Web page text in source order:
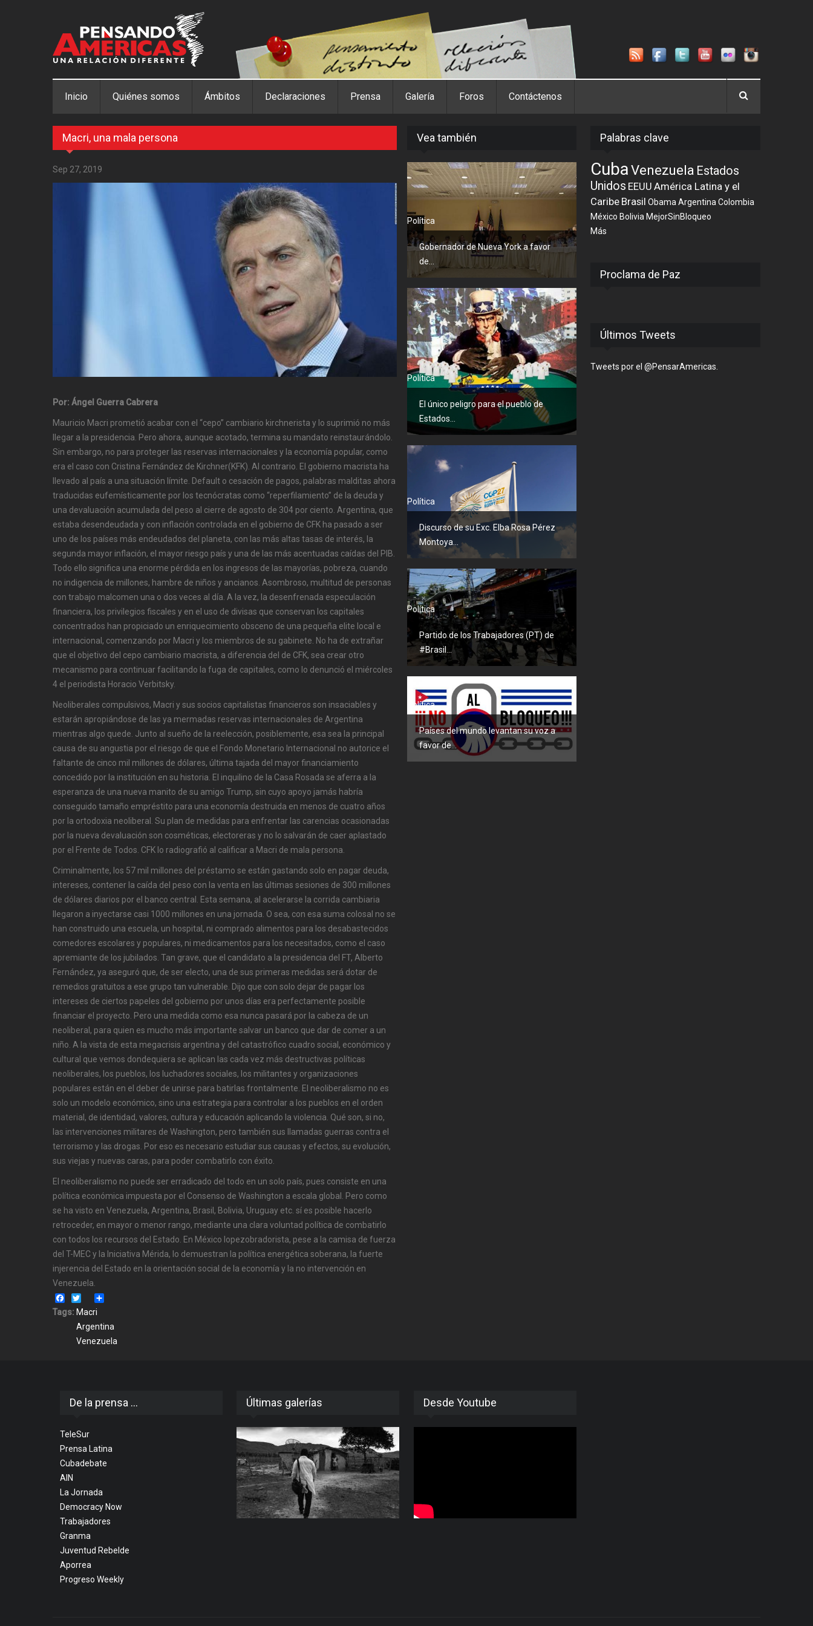
Inicio Quiénes somos Ámbitos Declaraciones Prensa Galería Foros Contáctenos
Macri, una mala persona
Sep 27, 2019
Por: Ángel Guerra Cabrera
Mauricio Macri prometió acabar con el “cepo” cambiario kirchnerista y lo suprimió no más
llegar a la presidencia. Pero ahora, aunque acotado, termina su mandato reinstaurándolo.
Sin embargo, no para proteger las reservas internacionales y la economía popular, como
era el caso con Cristina Fernández de Kirchner(KFK). Al contrario. El gobierno macrista ha
llevado al país a una situación límite. Default o cesación de pagos, palabras malditas ahora
traducidas eufemísticamente por los tecnócratas como “reperfilamiento” de la deuda y
una devaluación acumulada del peso al cierre de agosto de 304 por ciento. Argentina, que
estaba desendeudada y con inflación controlada en el gobierno de CFK ha pasado a ser
uno de los países más endeudados del planeta, con las más altas tasas de interés, la
segunda mayor inflación, el mayor riesgo país y una de las más acentuadas caídas del PIB.
Todo ello significa una enorme pérdida en los ingresos de las mayorías, pobreza, cuando
no indigencia de millones, hambre de niños y ancianos. Asombroso, multitud de personas
con trabajo malcomen una o dos veces al día. A la vez, la desenfrenada especulación
financiera, los privilegios fiscales y en el uso de divisas que conservan los capitales
concentrados han propiciado un enriquecimiento obsceno de una pequeña elite local e
internacional, comenzando por Macri y los miembros de su gabinete. No ha de extrañar
que el objetivo del cepo cambiario macrista, a diferencia del de CFK, sea crear otro
mecanismo para continuar facilitando la fuga de capitales, como lo denunció el miércoles
4 el periodista Horacio Verbitsky.
Neoliberales compulsivos, Macri y sus socios capitalistas financieros son insaciables y
estarán apropiándose de las ya mermadas reservas internacionales de Argentina
mientras algo quede. Junto al sueño de la reelección, posiblemente, esa sea la principal
causa de su angustia por el riesgo de que el Fondo Monetario Internacional no autorice el
faltante de cinco mil millones de dólares, última tajada del mayor financiamiento
concedido por la institución en su historia. El inquilino de la Casa Rosada se aferra a la
esperanza de una nueva manito de su amigo Trump, sin cuyo apoyo jamás habría
conseguido tamaño empréstito para una economía destruida en menos de cuatro años
por la ortodoxia neoliberal. Su plan de medidas para enfrentar las carencias ocasionadas
por la nueva devaluación son cosméticas, electoreras y no lo salvarán de caer aplastado
por el Frente de Todos. CFK lo radiografió al calificar a Macri de mala persona.
Criminalmente, los 57 mil millones del préstamo se están gastando solo en pagar deuda,
intereses, contener la caída del peso con la venta en las últimas sesiones de 300 millones
de dólares diarios por el banco central. Esta semana, al acelerarse la corrida cambiaria
llegaron a inyectarse casi 1000 millones en una jornada. O sea, con esa suma colosal no se
han construido una escuela, un hospital, ni comprado alimentos para los desabastecidos
comedores escolares y populares, ni medicamentos para los necesitados, como el caso
apremiante de los jubilados. Tan grave, que el candidato a la presidencia del FT, Alberto
Fernández, ya aseguró que, de ser electo, una de sus primeras medidas será dotar de
remedios gratuitos a ese grupo tan vulnerable. Dijo que con solo dejar de pagar los
intereses de ciertos papeles del gobierno por unos días era perfectamente posible
financiar el proyecto. Pero una medida como esa nunca pasará por la cabeza de un
neoliberal, para quien es mucho más importante salvar un banco que dar de comer a un
niño. A la vista de esta megacrisis argentina y del catastrófico cuadro social, económico y
cultural que vemos dondequiera se aplican las cada vez más destructivas políticas
neoliberales, los pueblos, los luchadores sociales, los militantes y organizaciones
populares están en el deber de unirse para batirlas frontalmente. El neoliberalismo no es
solo un modelo económico, sino una estrategia para controlar a los pueblos en el orden
material, de identidad, valores, cultura y educación aplicando la violencia. Qué son, si no,
las intervenciones militares de Washington, pero también sus llamadas guerras contra el
terrorismo y las drogas. Por eso es necesario estudiar sus causas y efectos, su evolución,
sus viejas y nuevas caras, para poder combatirlo con éxito.
El neoliberalismo no puede ser erradicado del todo en un solo país, pues consiste en una
política económica impuesta por el Consenso de Washington a escala global. Pero como
se ha visto en Venezuela, Argentina, Brasil, Bolivia, Uruguay etc. sí es posible hacerlo
retroceder, en mayor o menor rango, mediante una clara voluntad política de combatirlo
con todos los recursos del Estado. En México lopezobradorista, pese a la camisa de fuerza
del T-MEC y la Iniciativa Mérida, lo demuestran la política energética soberana, la fuerte
injerencia del Estado en la orientación social de la economía y la no intervención en
Venezuela.
Facebook
Twitter
Tags: Macri
Argentina
Venezuela
Vea también
Política
Gobernador de Nueva York a favor
de...
Política
El único peligro para el pueblo de
Estados...
Política
Discurso de su Exc. Elba Rosa Pérez
Montoya...
Política
Partido de los Trabajadores (PT) de
#Brasil...
Política
Países del mundo levantan su voz a
favor de...
Palabras clave
CubaVenezuela Estados
Unidos EEUU América Latina y el
Caribe Brasil Obama Argentina Colombia
México Bolivia MejorSinBloqueo
Más
Proclama de Paz
Últimos Tweets
Tweets por el @PensarAmericas.
De la prensa ...
TeleSur
Prensa Latina
Cubadebate
AIN
La Jornada
Democracy Now
Trabajadores
Granma
Juventud Rebelde
Aporrea
Progreso Weekly
Últimas galerías Desde Youtube